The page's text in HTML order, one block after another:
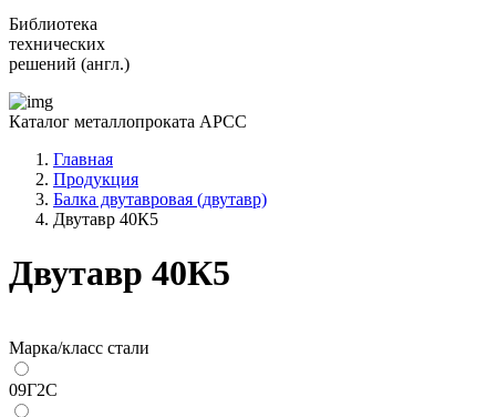
Библиотека
технических
решений (англ.)
Каталог металлопроката АРСС
Главная
Продукция
Балка двутавровая (двутавр)
Двутавр 40К5
Двутавр 40К5
Марка/класс стали
09Г2С